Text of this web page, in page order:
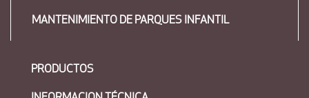
MANTENIMIENTO DE PARQUES INFANTIL
PRODUCTOS